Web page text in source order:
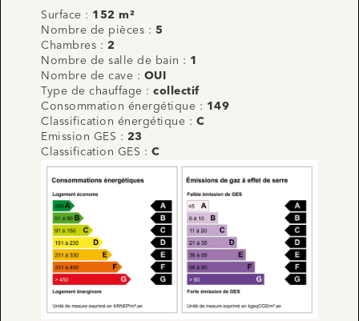
Surface : 152 m²
Nombre de pièces : 5
Chambres : 2
Nombre de salle de bain : 1
Nombre de cave : OUI
Type de chauffage : collectif
Consommation énergétique : 149
Classification énergétique : C
Emission GES : 23
Classification GES : C